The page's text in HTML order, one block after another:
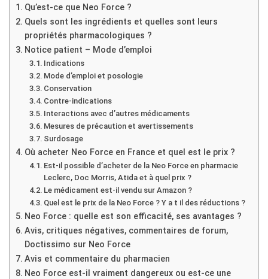
Qu’est-ce que Neo Force ?
Quels sont les ingrédients et quelles sont leurs
propriétés pharmacologiques ?
Notice patient – Mode d’emploi
Indications
Mode d’emploi et posologie
Conservation
Contre-indications
Interactions avec d’autres médicaments
Mesures de précaution et avertissements
Surdosage
Où acheter Neo Force en France et quel est le prix ?
Est-il possible d’acheter de la Neo Force en pharmacie
Leclerc, Doc Morris, Atida et à quel prix ?
Le médicament est-il vendu sur Amazon ?
Quel est le prix de la Neo Force ? Y a t il des réductions ?
Neo Force : quelle est son efficacité, ses avantages ?
Avis, critiques négatives, commentaires de forum,
Doctissimo sur Neo Force
Avis et commentaire du pharmacien
Neo Force est-il vraiment dangereux ou est-ce une